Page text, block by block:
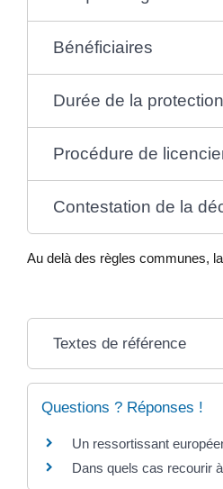
Bénéficiaires
Durée de la protection
Procédure de
Contestation de la
Au delà des règles communes,
Textes de référence
Questions ? Réponses !
Un ressortissant
Dans quels cas recourir